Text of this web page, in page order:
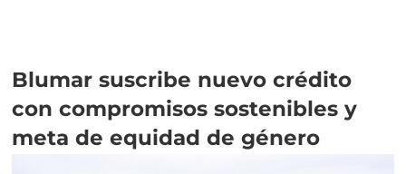
Blumar suscribe nuevo crédito
con compromisos sostenibles y
meta de equidad de género